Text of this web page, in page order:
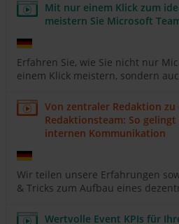
Mit nur einem Klick zum
meistern Sie Microsoft
Erfahren Sie, wie Sie nicht nur
einem Klick meistern, sondern
Von zentraler Redaktion zu
Redaktionsteam: So
internen Kommunikation
Wir teilen unsere Erfahrungen
& Tricks zum Aufbau eines
Wertvolle Event KPIs für